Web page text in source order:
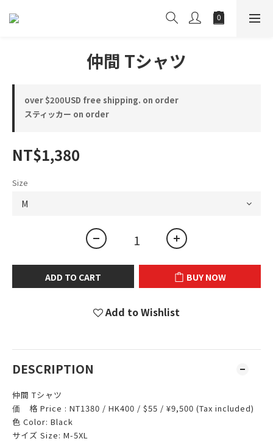
仲間 Tシャツ
over $200USD free shipping. on order
スティッカー on order
NT$1,380
Size
ADD TO CART BUY NOW
Add to Wishlist
DESCRIPTION
仲間 Tシャツ
価 格 Price : NT1380 / HK400 / $55 / ¥9,500 (Tax included)
色 Color: Black
サイズ Size: M-5XL